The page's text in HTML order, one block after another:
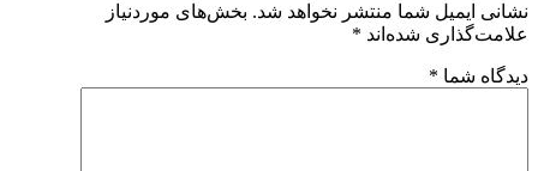
نشانی ایمیل شما منتشر نخواهد شد. بخش‌های موردنیاز
علامت‌گذاری شده‌اند *
دیدگاه شما *